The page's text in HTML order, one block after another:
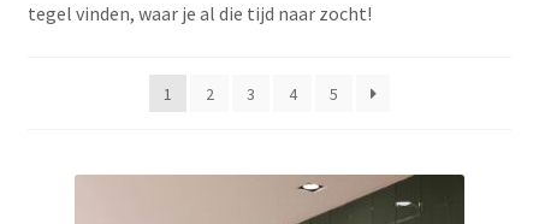
tegel vinden, waar je al die tijd naar zocht!
1 2 3 4 5